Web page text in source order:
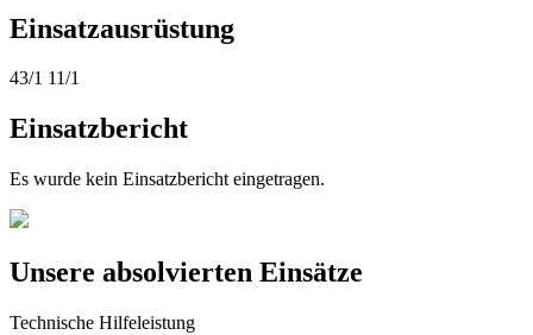
Einsatzausrüstung
43/1 11/1
Einsatzbericht
Es wurde kein Einsatzbericht eingetragen.
Unsere absolvierten Einsätze
Technische Hilfeleistung